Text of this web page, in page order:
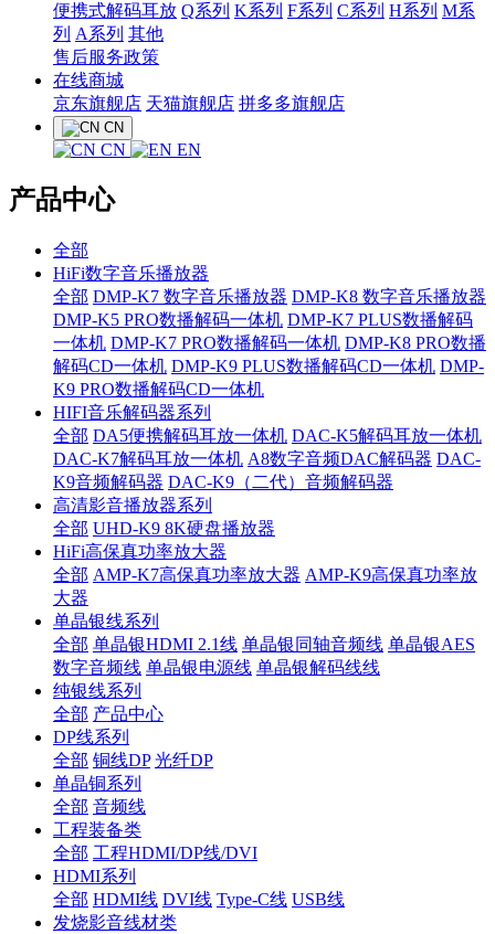
便携式解码耳放 Q系列 K系列 F系列 C系列 H系列 M系
列 A系列 其他
售后服务政策
在线商城
京东旗舰店 天猫旗舰店 拼多多旗舰店
CN
CN EN
产品中心
全部
HiFi数字音乐播放器
全部 DMP-K7 数字音乐播放器 DMP-K8 数字音乐播放器
DMP-K5 PRO数播解码一体机 DMP-K7 PLUS数播解码
一体机 DMP-K7 PRO数播解码一体机 DMP-K8 PRO数播
解码CD一体机 DMP-K9 PLUS数播解码CD一体机 DMP-
K9 PRO数播解码CD一体机
HIFI音乐解码器系列
全部 DA5便携解码耳放一体机 DAC-K5解码耳放一体机
DAC-K7解码耳放一体机 A8数字音频DAC解码器 DAC-
K9音频解码器 DAC-K9（二代）音频解码器
高清影音播放器系列
全部 UHD-K9 8K硬盘播放器
HiFi高保真功率放大器
全部 AMP-K7高保真功率放大器 AMP-K9高保真功率放
大器
单晶银线系列
全部 单晶银HDMI 2.1线 单晶银同轴音频线 单晶银AES
数字音频线 单晶银电源线 单晶银解码线线
纯银线系列
全部 产品中心
DP线系列
全部 铜线DP 光纤DP
单晶铜系列
全部 音频线
工程装备类
全部 工程HDMI/DP线/DVI
HDMI系列
全部 HDMI线 DVI线 Type-C线 USB线
发烧影音线材类